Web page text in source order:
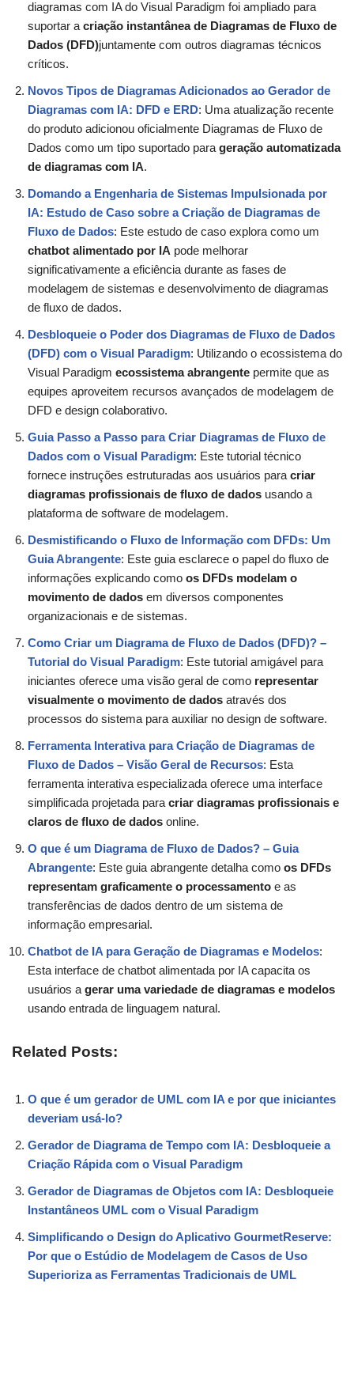
diagramas com IA do Visual Paradigm foi ampliado para
suportar a criação instantânea de Diagramas de Fluxo de
Dados (DFD)juntamente com outros diagramas técnicos
críticos.
Novos Tipos de Diagramas Adicionados ao Gerador de
Diagramas com IA: DFD e ERD: Uma atualização recente
do produto adicionou oficialmente Diagramas de Fluxo de
Dados como um tipo suportado para geração automatizada
de diagramas com IA.
Domando a Engenharia de Sistemas Impulsionada por
IA: Estudo de Caso sobre a Criação de Diagramas de
Fluxo de Dados: Este estudo de caso explora como um
chatbot alimentado por IA pode melhorar
significativamente a eficiência durante as fases de
modelagem de sistemas e desenvolvimento de diagramas
de fluxo de dados.
Desbloqueie o Poder dos Diagramas de Fluxo de Dados
(DFD) com o Visual Paradigm: Utilizando o ecossistema do
Visual Paradigm ecossistema abrangente permite que as
equipes aproveitem recursos avançados de modelagem de
DFD e design colaborativo.
Guia Passo a Passo para Criar Diagramas de Fluxo de
Dados com o Visual Paradigm: Este tutorial técnico
fornece instruções estruturadas aos usuários para criar
diagramas profissionais de fluxo de dados usando a
plataforma de software de modelagem.
Desmistificando o Fluxo de Informação com DFDs: Um
Guia Abrangente: Este guia esclarece o papel do fluxo de
informações explicando como os DFDs modelam o
movimento de dados em diversos componentes
organizacionais e de sistemas.
Como Criar um Diagrama de Fluxo de Dados (DFD)? –
Tutorial do Visual Paradigm: Este tutorial amigável para
iniciantes oferece uma visão geral de como representar
visualmente o movimento de dados através dos
processos do sistema para auxiliar no design de software.
Ferramenta Interativa para Criação de Diagramas de
Fluxo de Dados – Visão Geral de Recursos: Esta
ferramenta interativa especializada oferece uma interface
simplificada projetada para criar diagramas profissionais e
claros de fluxo de dados online.
O que é um Diagrama de Fluxo de Dados? – Guia
Abrangente: Este guia abrangente detalha como os DFDs
representam graficamente o processamento e as
transferências de dados dentro de um sistema de
informação empresarial.
Chatbot de IA para Geração de Diagramas e Modelos:
Esta interface de chatbot alimentada por IA capacita os
usuários a gerar uma variedade de diagramas e modelos
usando entrada de linguagem natural.
Related Posts:
O que é um gerador de UML com IA e por que iniciantes
deveriam usá-lo?
Gerador de Diagrama de Tempo com IA: Desbloqueie a
Criação Rápida com o Visual Paradigm
Gerador de Diagramas de Objetos com IA: Desbloqueie
Instantâneos UML com o Visual Paradigm
Simplificando o Design do Aplicativo GourmetReserve:
Por que o Estúdio de Modelagem de Casos de Uso
Superioriza as Ferramentas Tradicionais de UML